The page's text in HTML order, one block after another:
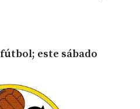
este sábado